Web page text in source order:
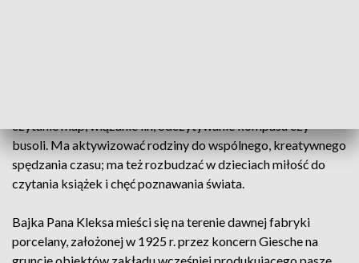
czytanie map, wiązanie lin, odczytywanie kompasu czy
busoli. Ma aktywizować rodziny do wspólnego, kreatywnego
spędzania czasu; ma też rozbudzać w dzieciach miłość do
czytania książek i chęć poznawania świata.
Bajka Pana Kleksa mieści się na terenie dawnej fabryki
porcelany, założonej w 1925 r. przez koncern Giesche na